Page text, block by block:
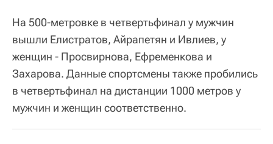
На 500-метровке в четвертьфинал у мужчин
вышли Елистратов, Айрапетян и Ивлиев, у
женщин - Просвирнова, Ефременкова и
Захарова. Данные спортсмены также пробились
в четвертьфинал на дистанции 1000 метров у
мужчин и женщин соответственно.